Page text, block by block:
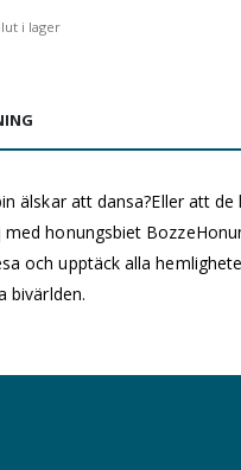
i lager
älskar att dansa?Eller att
med honungsbiet
och upptäck alla
bivärlden.